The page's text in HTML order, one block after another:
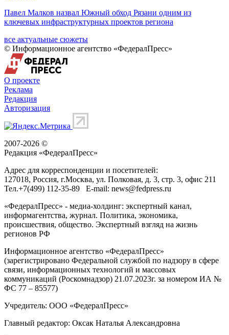
Павел Малков назвал Южный обход Рязани одним из
ключевых инфраструктурных проектов региона
все актуальные сюжеты
© Информационное агентство «ФедералПресс»
О проекте
Реклама
Редакция
Авторизация
2007-2026 ©
Редакция «ФедералПресс»
Адрес для корреспонденции и посетителей:
127018, Россия, г.Москва, ул. Полковая, д. 3, стр. 3, офис 211
Тел.+7(499) 112-35-89 E-mail: news@fedpress.ru
«ФедералПресс» - медиа-холдинг: экспертный канал,
информагентства, журнал. Политика, экономика,
происшествия, общество. Экспертный взгляд на жизнь
регионов РФ
Информационное агентство «ФедералПресс»
(зарегистрировано Федеральной службой по надзору в сфере
связи, информационных технологий и массовых
коммуникаций (Роскомнадзор) 21.07.2023г. за номером ИА №
ФС 77 – 85577)
Учредитель: ООО «ФедералПресс»
Главный редактор: Оксак Наталья Александровна